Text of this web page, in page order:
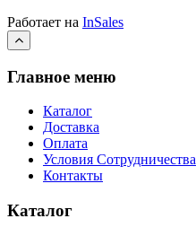
Работает на InSales
Главное меню
Каталог
Доставка
Оплата
Условия Сотрудничества
Контакты
Каталог